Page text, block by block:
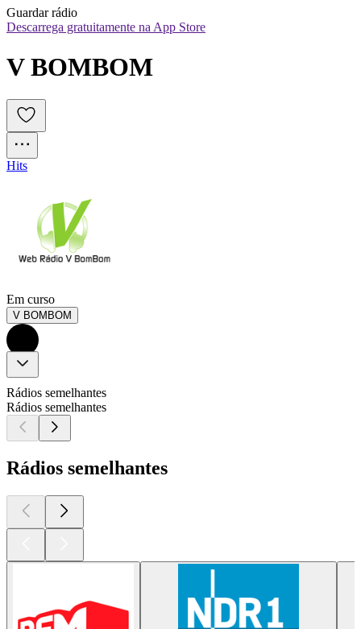
Guardar rádio
Descarrega gratuitamente na App Store
V BOMBOM
Hits
Em curso
V BOMBOM
Rádios semelhantes
Rádios semelhantes
Rádios semelhantes